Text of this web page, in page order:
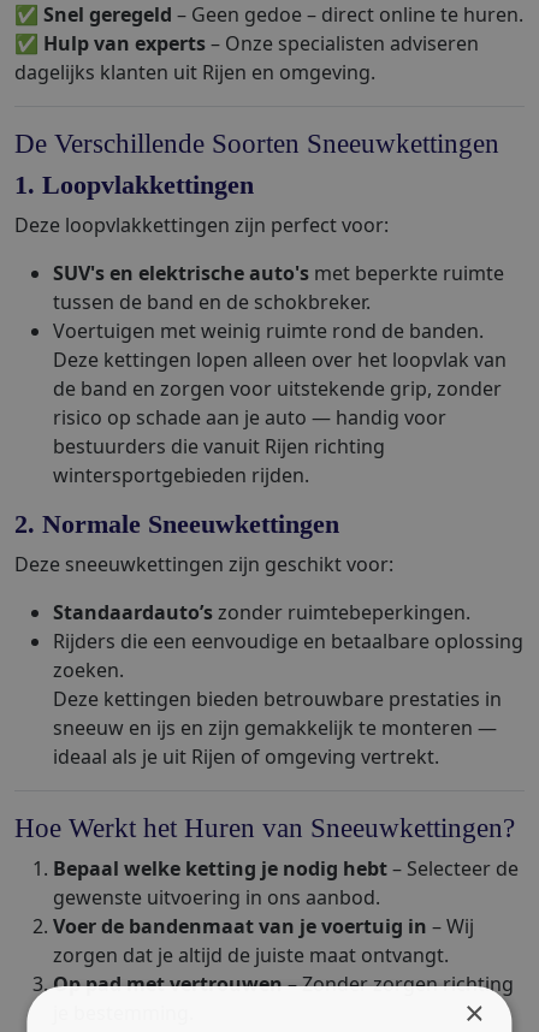
✅ Snel geregeld – Geen gedoe – direct online te huren.
✅ Hulp van experts– Onze specialisten adviseren
dagelijks klanten uit Rijen en omgeving.
De Verschillende Soorten Sneeuwkettingen
1. Loopvlakkettingen
Deze loopvlakkettingen zijn perfect voor:
SUV's en elektrische auto's met beperkte ruimte
tussen de band en de schokbreker.
Voertuigen met weinig ruimte rond de banden.
Deze kettingen lopen alleen over het loopvlak van
de band en zorgen voor uitstekende grip, zonder
risico op schade aan je auto — handig voor
bestuurders die vanuit Rijen richting
wintersportgebieden rijden.
2. Normale Sneeuwkettingen
Deze sneeuwkettingen zijn geschikt voor:
Standaardauto’szonder ruimtebeperkingen.
Rijders die een eenvoudige en betaalbare oplossing
zoeken.
Deze kettingen bieden betrouwbare prestaties in
sneeuw en ijs en zijn gemakkelijk te monteren —
ideaal als je uit Rijen of omgeving vertrekt.
Hoe Werkt het Huren van Sneeuwkettingen?
Bepaal welke ketting je nodig hebt– Selecteer de
gewenste uitvoering in ons aanbod.
Voer de bandenmaat van je voertuig in – Wij
zorgen dat je altijd de juiste maat ontvangt.
Op pad met vertrouwen– Zonder zorgen richting
×